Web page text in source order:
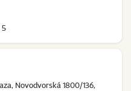
5
Novodvorská 1800/136,